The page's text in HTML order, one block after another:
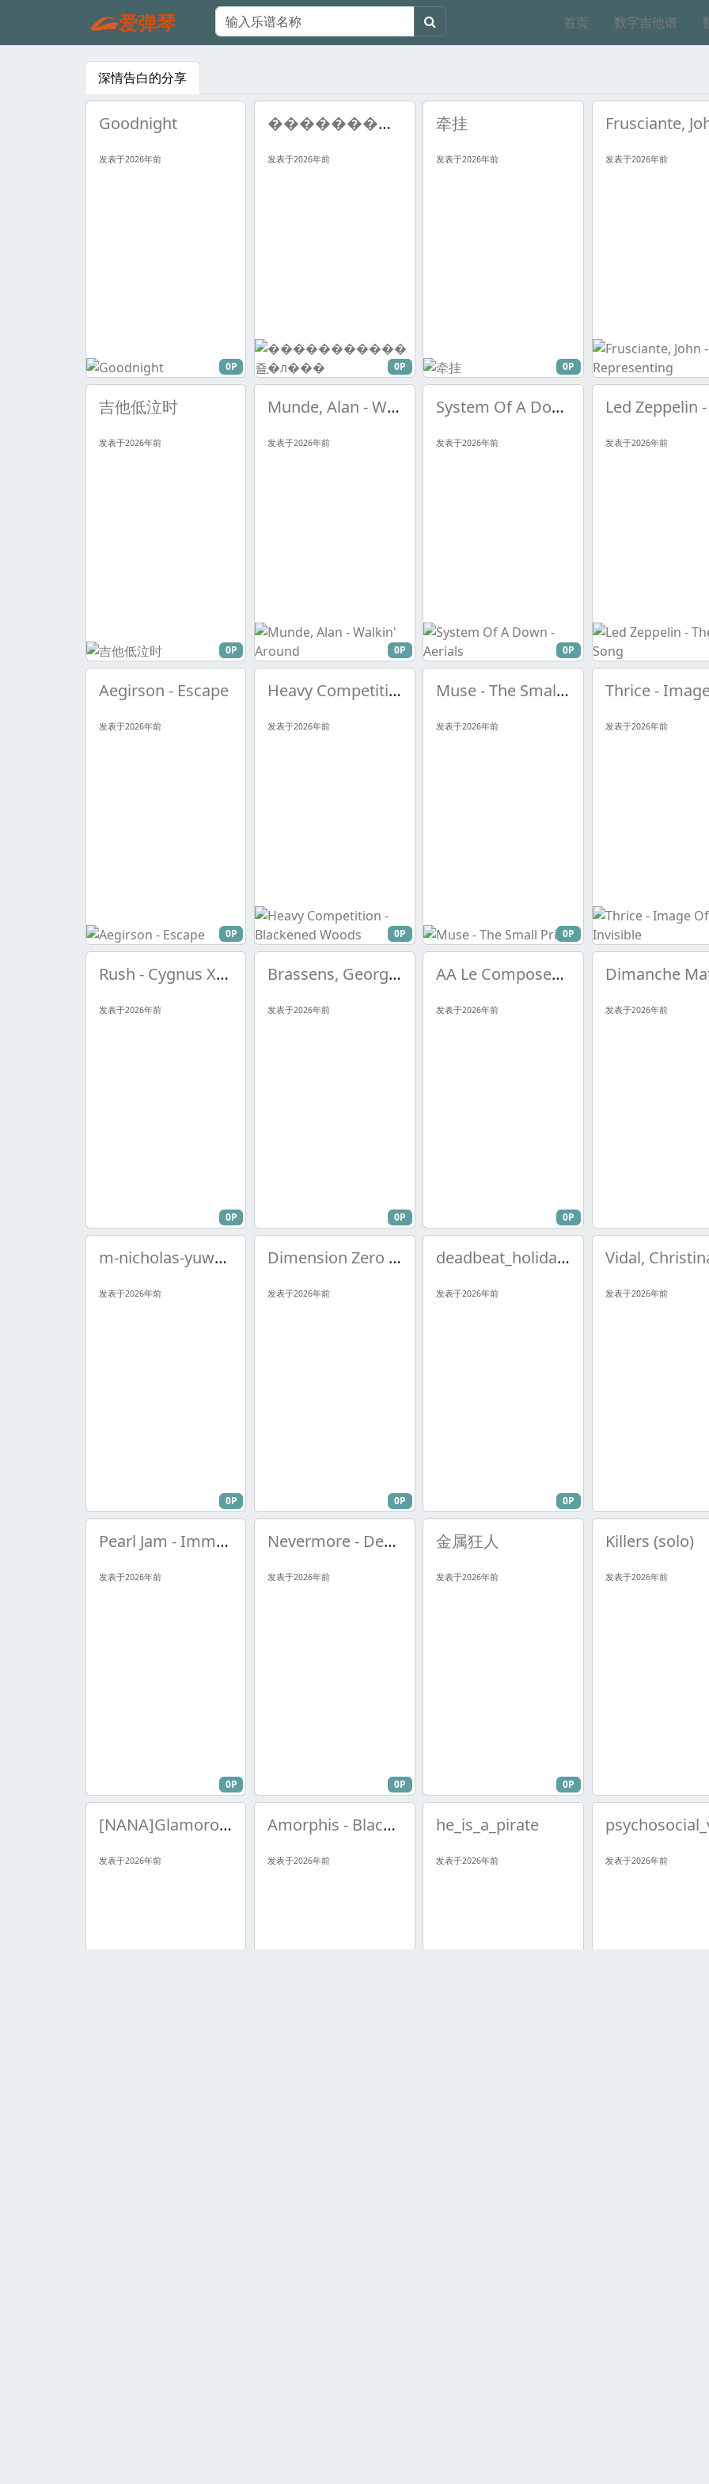
爱弹琴 首页 数字吉他谱
深情告白的分享
Goodnight
发表于2026年前
0P
�����������죨֣�л���
发表于2026年前
0P
牵挂
发表于2026年前
0P
发表于2026年前
吉他低泣时
发表于2026年前
0P
Munde, Alan - Walkin' Around
发表于2026年前
0P
System Of A Down - Aerials
发表于2026年前
0P
发表于2026年前
Aegirson - Escape
发表于2026年前
0P
Heavy Competition - Blackened Woods
发表于2026年前
0P
Muse - The Small Print
发表于2026年前
0P
发表于2026年前
Rush - Cygnus X- Book I
发表于2026年前
0P
Brassens, Georges - La premi鑢e fille
发表于2026年前
0P
AA Le Composer - Scandale
发表于2026年前
0P
发表于2026年前
m-nicholas-yuwutie
发表于2026年前
0P
Dimension Zero - Your Darkest Hour
发表于2026年前
0P
deadbeat_holiday~~Green Day
发表于2026年前
0P
发表于2026年前
Pearl Jam - Immortality
发表于2026年前
0P
Nevermore - Deconstruction
发表于2026年前
0P
金属狂人
发表于2026年前
0P
Killers (solo)
发表于2026年前
[NANA]Glamorous sky 总谱
发表于2026年前
Amorphis - Black Winter Day
发表于2026年前
he_is_a_pirate
发表于2026年前 发表于2026年前